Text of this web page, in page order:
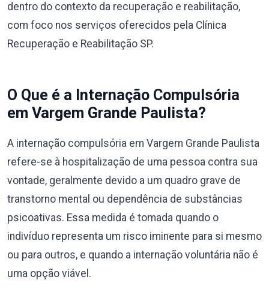
dentro do contexto da recuperação e reabilitação,
com foco nos serviços oferecidos pela Clínica
Recuperação e Reabilitação SP.
O Que é a Internação Compulsória
em Vargem Grande Paulista?
A internação compulsória em Vargem Grande Paulista
refere-se à hospitalização de uma pessoa contra sua
vontade, geralmente devido a um quadro grave de
transtorno mental ou dependência de substâncias
psicoativas. Essa medida é tomada quando o
indivíduo representa um risco iminente para si mesmo
ou para outros, e quando a internação voluntária não é
uma opção viável.